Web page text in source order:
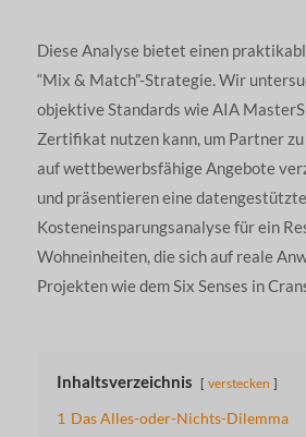
Diese Analyse bietet einen
“Mix & Match”-Strategie. Wir
objektive Standards wie AIA
Zertifikat nutzen kann, um Partner
auf wettbewerbsfähige Angebote
und präsentieren eine datengestützte
Kosteneinsparungsanalyse für ein
Wohneinheiten, die sich auf reale
Projekten wie dem Six Senses in
Inhaltsverzeichnis verstecken
1 Das Alles-oder-Nichts-Dilemma